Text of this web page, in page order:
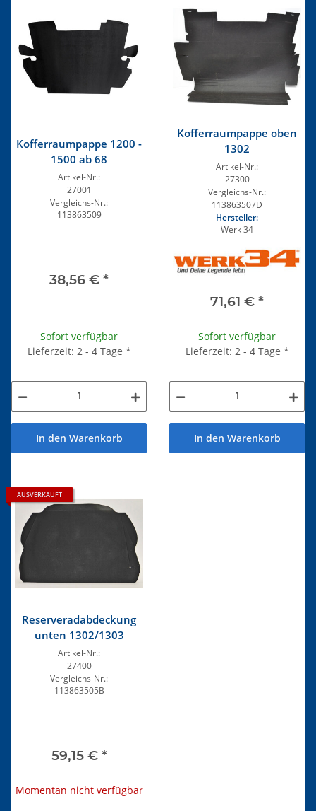
Kofferraumpappe 1200 -
1500 ab 68
Artikel-Nr.:
27001
Vergleichs-Nr.:
113863509
38,56 € *
Sofort verfügbar
Lieferzeit: 2 - 4 Tage *
In den Warenkorb
Kofferraumpappe oben
1302
Artikel-Nr.:
27300
Vergleichs-Nr.:
113863507D
Hersteller:
Werk 34
71,61 € *
Sofort verfügbar
Lieferzeit: 2 - 4 Tage *
In den Warenkorb
AUSVERKAUFT
Reserveradabdeckung
unten 1302/1303
Artikel-Nr.:
27400
Vergleichs-Nr.:
113863505B
59,15 € *
Momentan nicht verfügbar